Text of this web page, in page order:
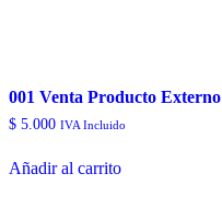
001 Venta Producto Externo
$ 5.000 IVA Incluido
Añadir al carrito